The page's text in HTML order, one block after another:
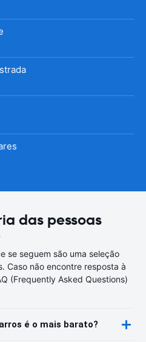
das pessoas
se seguem são uma seleção
Caso não encontre resposta à
(Frequently Asked Questions)
é o mais barato?